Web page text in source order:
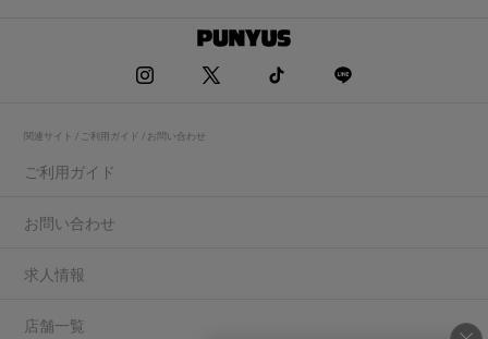
関連サイト / ご利用ガイド / お問い合わせ
ご利用ガイド
お問い合わせ
求人情報
店舗一覧